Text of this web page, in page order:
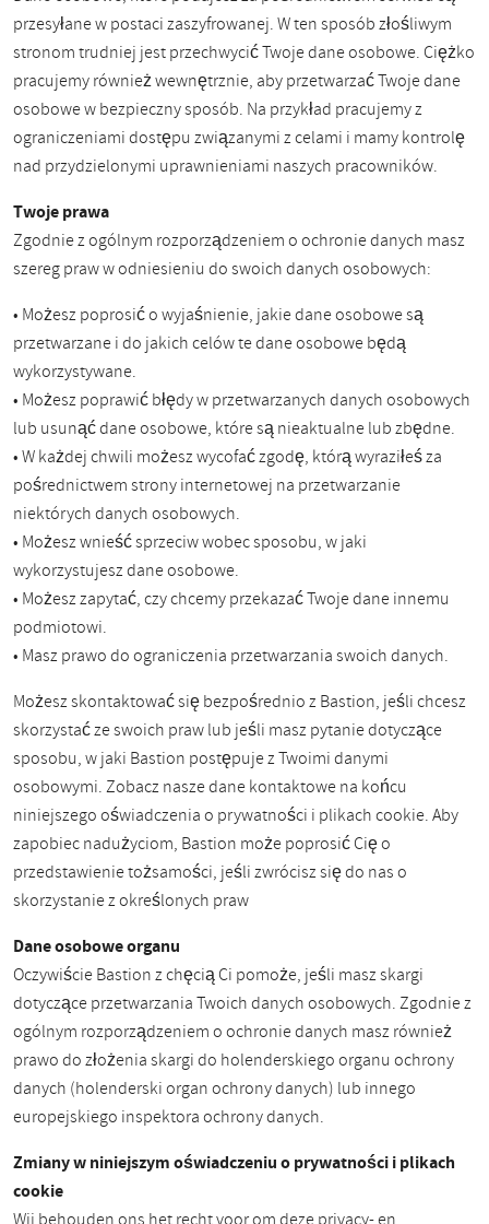
przesyłane w postaci zaszyfrowanej. W ten sposób złośliwym
stronom trudniej jest przechwycić Twoje dane osobowe. Ciężko
pracujemy również wewnętrznie, aby przetwarzać Twoje dane
osobowe w bezpieczny sposób. Na przykład pracujemy z
ograniczeniami dostępu związanymi z celami i mamy kontrolę
nad przydzielonymi uprawnieniami naszych pracowników.
Twoje prawa
Zgodnie z ogólnym rozporządzeniem o ochronie danych masz
szereg praw w odniesieniu do swoich danych osobowych:
• Możesz poprosić o wyjaśnienie, jakie dane osobowe są
przetwarzane i do jakich celów te dane osobowe będą
wykorzystywane.
• Możesz poprawić błędy w przetwarzanych danych osobowych
lub usunąć dane osobowe, które są nieaktualne lub zbędne.
• W każdej chwili możesz wycofać zgodę, którą wyraziłeś za
pośrednictwem strony internetowej na przetwarzanie
niektórych danych osobowych.
• Możesz wnieść sprzeciw wobec sposobu, w jaki
wykorzystujesz dane osobowe.
• Możesz zapytać, czy chcemy przekazać Twoje dane innemu
podmiotowi.
• Masz prawo do ograniczenia przetwarzania swoich danych.
Możesz skontaktować się bezpośrednio z Bastion, jeśli chcesz
skorzystać ze swoich praw lub jeśli masz pytanie dotyczące
sposobu, w jaki Bastion postępuje z Twoimi danymi
osobowymi. Zobacz nasze dane kontaktowe na końcu
niniejszego oświadczenia o prywatności i plikach cookie. Aby
zapobiec nadużyciom, Bastion może poprosić Cię o
przedstawienie tożsamości, jeśli zwrócisz się do nas o
skorzystanie z określonych praw
Dane osobowe organu
Oczywiście Bastion z chęcią Ci pomoże, jeśli masz skargi
dotyczące przetwarzania Twoich danych osobowych. Zgodnie z
ogólnym rozporządzeniem o ochronie danych masz również
prawo do złożenia skargi do holenderskiego organu ochrony
danych (holenderski organ ochrony danych) lub innego
europejskiego inspektora ochrony danych.
Zmiany w niniejszym oświadczeniu o prywatności i plikach
cookie